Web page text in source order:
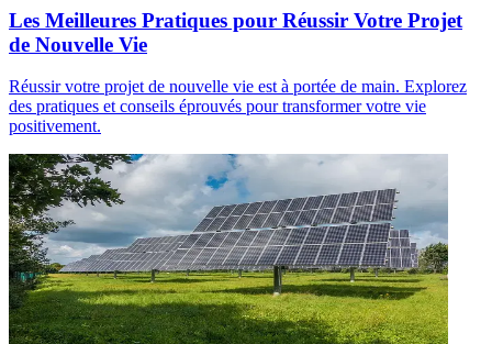
Les Meilleures Pratiques pour Réussir Votre Projet
de Nouvelle Vie
Réussir votre projet de nouvelle vie est à portée de main. Explorez
des pratiques et conseils éprouvés pour transformer votre vie
positivement.